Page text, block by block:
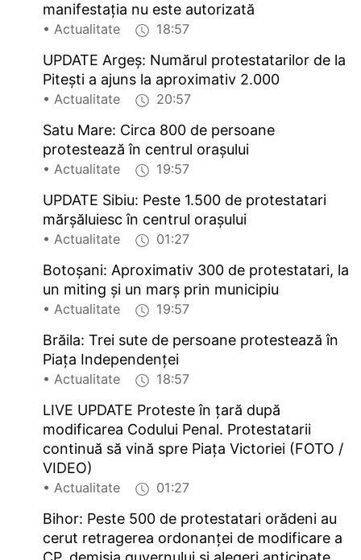
manifestația nu este autorizată
• Actualitate 18:57
UPDATE Argeș: Numărul protestatarilor de la
Pitești a ajuns la aproximativ 2.000
• Actualitate 20:57
Satu Mare: Circa 800 de persoane
protestează în centrul orașului
• Actualitate 19:57
UPDATE Sibiu: Peste 1.500 de protestatari
mărșăluiesc în centrul orașului
• Actualitate 01:27
Botoșani: Aproximativ 300 de protestatari, la
un miting și un marș prin municipiu
• Actualitate 19:57
Brăila: Trei sute de persoane protestează în
Piața Independenței
• Actualitate 18:57
LIVE UPDATE Proteste în țară după
modificarea Codului Penal. Protestatarii
continuă să vină spre Piața Victoriei (FOTO /
VIDEO)
• Actualitate 01:27
Bihor: Peste 500 de protestatari orădeni au
cerut retragerea ordonanței de modificare a